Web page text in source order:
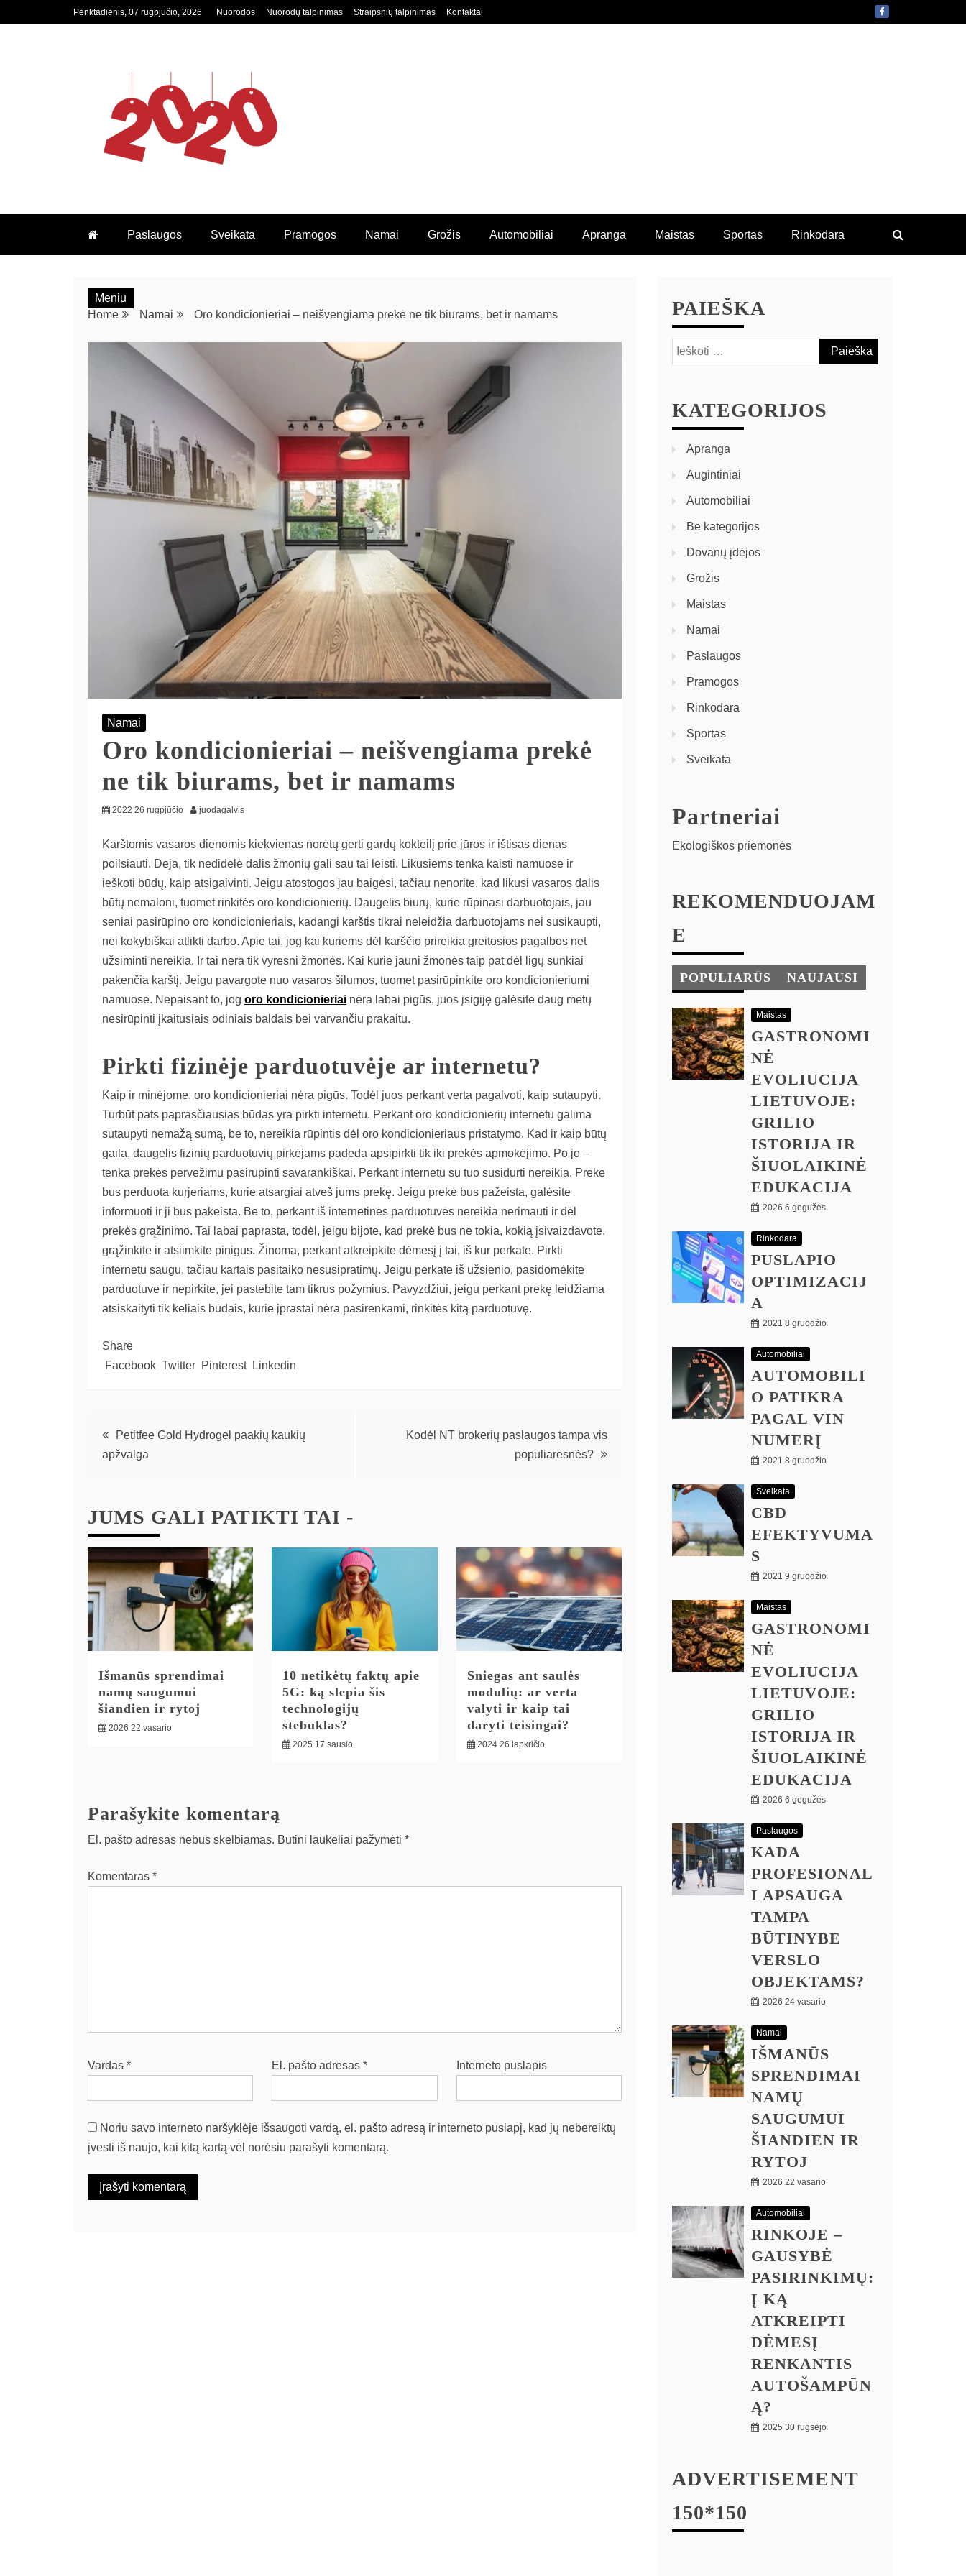
Penktadienis, 07 rugpjūčio, 2026 Nuorodos Nuorodų talpinimas Straipsnių talpinimas Kontaktai
Paslaugos Sveikata Pramogos Namai Grožis Automobiliai Apranga Maistas Sportas Rinkodara
Meniu
Home
Namai Oro kondicionieriai – neišvengiama prekė ne tik biurams, bet ir namams
Namai
Oro kondicionieriai – neišvengiama prekė
ne tik biurams, bet ir namams
2022 26 rugpjūčio juodagalvis
Karštomis vasaros dienomis kiekvienas norėtų gerti gardų kokteilį prie jūros ir ištisas dienas
poilsiauti. Deja, tik nedidelė dalis žmonių gali sau tai leisti. Likusiems tenka kaisti namuose ir
ieškoti būdų, kaip atsigaivinti. Jeigu atostogos jau baigėsi, tačiau nenorite, kad likusi vasaros dalis
būtų nemaloni, tuomet rinkitės oro kondicionierių. Daugelis biurų, kurie rūpinasi darbuotojais, jau
seniai pasirūpino oro kondicionieriais, kadangi karštis tikrai neleidžia darbuotojams nei susikaupti,
nei kokybiškai atlikti darbo. Apie tai, jog kai kuriems dėl karščio prireikia greitosios pagalbos net
užsiminti nereikia. Ir tai nėra tik vyresni žmonės. Kai kurie jauni žmonės taip pat dėl ligų sunkiai
pakenčia karštį. Jeigu pavargote nuo vasaros šilumos, tuomet pasirūpinkite oro kondicionieriumi
namuose. Nepaisant to, jog oro kondicionieriai nėra labai pigūs, juos įsigiję galėsite daug metų
nesirūpinti įkaitusiais odiniais baldais bei varvančiu prakaitu.
Pirkti fizinėje parduotuvėje ar internetu?
Kaip ir minėjome, oro kondicionieriai nėra pigūs. Todėl juos perkant verta pagalvoti, kaip sutaupyti.
Turbūt pats paprasčiausias būdas yra pirkti internetu. Perkant oro kondicionierių internetu galima
sutaupyti nemažą sumą, be to, nereikia rūpintis dėl oro kondicionieriaus pristatymo. Kad ir kaip būtų
gaila, daugelis fizinių parduotuvių pirkėjams padeda apsipirkti tik iki prekės apmokėjimo. Po jo –
tenka prekės pervežimu pasirūpinti savarankiškai. Perkant internetu su tuo susidurti nereikia. Prekė
bus perduota kurjeriams, kurie atsargiai atveš jums prekę. Jeigu prekė bus pažeista, galėsite
informuoti ir ji bus pakeista. Be to, perkant iš internetinės parduotuvės nereikia nerimauti ir dėl
prekės grąžinimo. Tai labai paprasta, todėl, jeigu bijote, kad prekė bus ne tokia, kokią įsivaizdavote,
grąžinkite ir atsiimkite pinigus. Žinoma, perkant atkreipkite dėmesį į tai, iš kur perkate. Pirkti
internetu saugu, tačiau kartais pasitaiko nesusipratimų. Jeigu perkate iš užsienio, pasidomėkite
parduotuve ir nepirkite, jei pastebite tam tikrus požymius. Pavyzdžiui, jeigu perkant prekę leidžiama
atsiskaityti tik keliais būdais, kurie įprastai nėra pasirenkami, rinkitės kitą parduotuvę.
Share
Facebook Twitter Pinterest Linkedin
Petitfee Gold Hydrogel paakių kaukių
apžvalga
Kodėl NT brokerių paslaugos tampa vis
populiaresnės?
JUMS GALI PATIKTI TAI -
Išmanūs sprendimai
namų saugumui
šiandien ir rytoj
2026 22 vasario
10 netikėtų faktų apie
5G: ką slepia šis
technologijų
stebuklas?
2025 17 sausio
Sniegas ant saulės
modulių: ar verta
valyti ir kaip tai
daryti teisingai?
2024 26 lapkričio
Parašykite komentarą
El. pašto adresas nebus skelbiamas. Būtini laukeliai pažymėti *
Komentaras *
Vardas * El. pašto adresas* Interneto puslapis
Noriu savo interneto naršyklėje išsaugoti vardą, el. pašto adresą ir interneto puslapį, kad jų nebereiktų
įvesti iš naujo, kai kitą kartą vėl norėsiu parašyti komentarą.
PAIEŠKA
KATEGORIJOS
Apranga
Augintiniai
Automobiliai
Be kategorijos
Dovanų įdėjos
Grožis
Maistas
Namai
Paslaugos
Pramogos
Rinkodara
Sportas
Sveikata
Partneriai
Ekologiškos priemonės
REKOMENDUOJAM
E
POPULIARŪS NAUJAUSI
Maistas
GASTRONOMI
NĖ
EVOLIUCIJA
LIETUVOJE:
GRILIO
ISTORIJA IR
ŠIUOLAIKINĖ
EDUKACIJA
2026 6 gegužės
Rinkodara
PUSLAPIO
OPTIMIZACIJ
A
2021 8 gruodžio
Automobiliai
AUTOMOBILI
O PATIKRA
PAGAL VIN
NUMERĮ
2021 8 gruodžio
Sveikata
CBD
EFEKTYVUMA
S
2021 9 gruodžio
Maistas
GASTRONOMI
NĖ
EVOLIUCIJA
LIETUVOJE:
GRILIO
ISTORIJA IR
ŠIUOLAIKINĖ
EDUKACIJA
2026 6 gegužės
Paslaugos
KADA
PROFESIONAL
I APSAUGA
TAMPA
BŪTINYBE
VERSLO
OBJEKTAMS?
2026 24 vasario
Namai
IŠMANŪS
SPRENDIMAI
NAMŲ
SAUGUMUI
ŠIANDIEN IR
RYTOJ
2026 22 vasario
Automobiliai
RINKOJE –
GAUSYBĖ
PASIRINKIMŲ:
Į KĄ
ATKREIPTI
DĖMESĮ
RENKANTIS
AUTOŠAMPŪN
Ą?
2025 30 rugsėjo
ADVERTISEMENT
150*150